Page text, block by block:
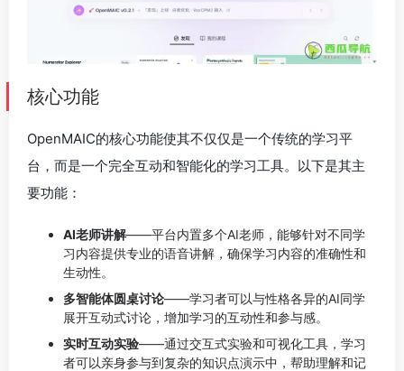
核心功能
OpenMAIC的核心功能使其不仅仅是一个传统的学习平
台，而是一个完全互动和智能化的学习工具。以下是其主
要功能：
AI老师讲解——平台内置多个AI老师，能够针对不同学
习内容提供专业的语音讲解，确保学习内容的准确性和
生动性。
多智能体圆桌讨论——学习者可以与性格各异的AI同学
展开互动式讨论，增加学习的互动性和参与感。
实时互动实验——通过交互式实验和可视化工具，学习
者可以亲身参与到复杂的知识点演示中，帮助理解和记